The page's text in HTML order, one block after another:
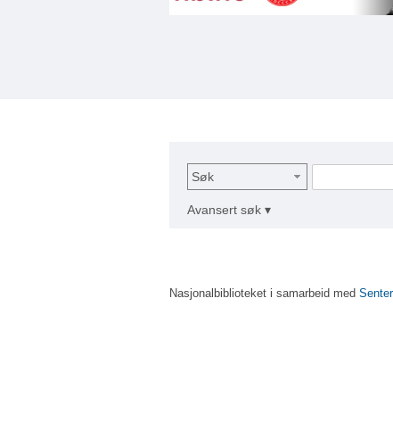
Søk
Avansert søk ▾
Nasjonalbiblioteket i samarbeid med